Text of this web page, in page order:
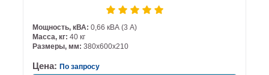
Мощность, кВА: 0,66 кВА (3 А)
Масса, кг: 40 кг
Размеры, мм: 380х600х210
Цена: По запросу